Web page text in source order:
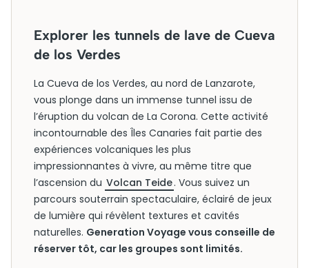
Explorer les tunnels de lave de Cueva
de los Verdes
La Cueva de los Verdes, au nord de Lanzarote,
vous plonge dans un immense tunnel issu de
l’éruption du volcan de La Corona. Cette activité
incontournable des Îles Canaries fait partie des
expériences volcaniques les plus
impressionnantes à vivre, au même titre que
l’ascension du Volcan Teide. Vous suivez un
parcours souterrain spectaculaire, éclairé de jeux
de lumière qui révèlent textures et cavités
naturelles. Generation Voyage vous conseille de
réserver tôt, car les groupes sont limités.